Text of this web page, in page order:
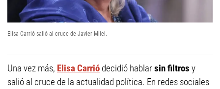
Elisa Carrió salió al cruce de Javier Milei.
Una vez más, Elisa Carrió decidió hablarsin filtros y
salió al cruce de la actualidad política. En redes sociales